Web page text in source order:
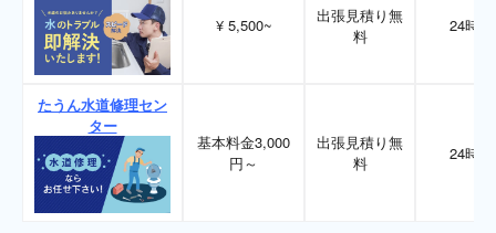
¥ 5,500~
出張見積り無
料
24時間
たうん水道修理セン
ター
基本料金3,000
円～
出張見積り無
料
24時間